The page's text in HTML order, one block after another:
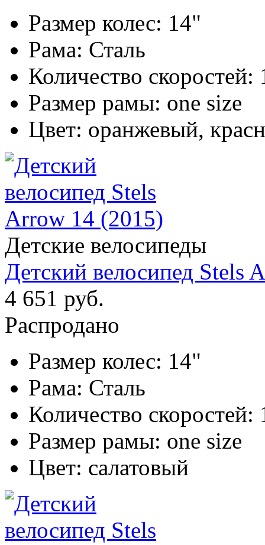
Размер колес: 14"
Рама: Сталь
Количество скоростей:
Размер рамы: one size
Цвет: оранжевый,
Детские велосипеды
Детский велосипед Stels
4 651 руб.
Распродано
Размер колес: 14"
Рама: Сталь
Количество скоростей:
Размер рамы: one size
Цвет: салатовый